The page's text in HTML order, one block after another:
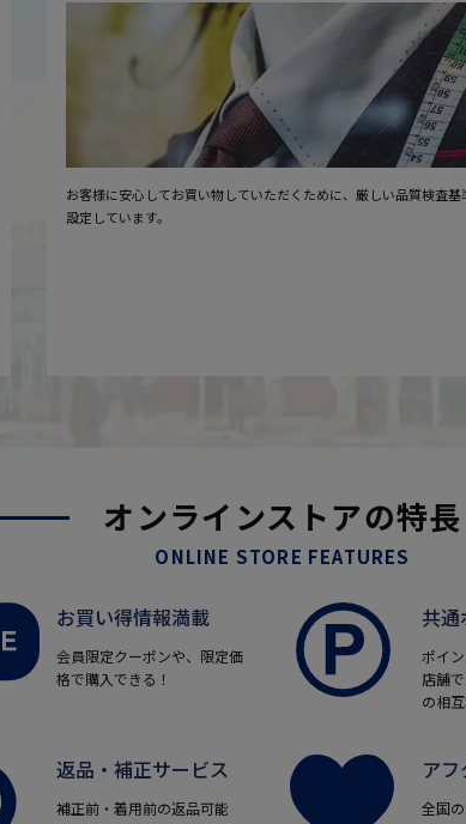
お客様に安心してお買い物していただくために、厳しい品質検査基
設定しています。
オンラインストアの特長
ONLINE STORE FEATURES
お買い得情報満載
会員限定クーポンや、限定価
格で購入できる！
共通
ポイ
店舗
の相
返品・補正サービス
補正前・着用前の返品可能
ア
全国